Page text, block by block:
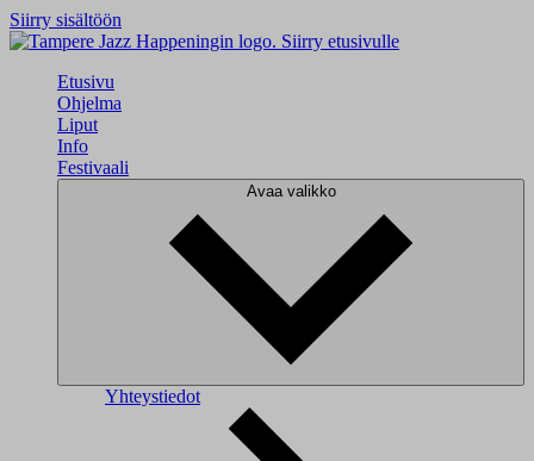
Siirry sisältöön
Siirry etusivulle
Etusivu
Ohjelma
Liput
Info
Festivaali
Avaa valikko
Yhteystiedot